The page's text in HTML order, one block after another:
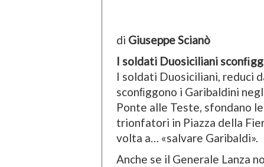
di Giuseppe Scianò
I soldati Duosiciliani
I soldati Duosiciliani, reduci
sconﬁggono i Garibaldini
Ponte alle Teste, sfondano
trionfatori in Piazza della
volta a… «salvare Garibaldi».
Anche se il Generale Lanza